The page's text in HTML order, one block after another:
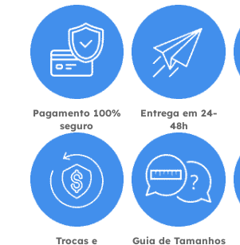
Pagamento 100%
seguro
Entrega em 24-
48h
Trocas e
Guia de Tamanhos